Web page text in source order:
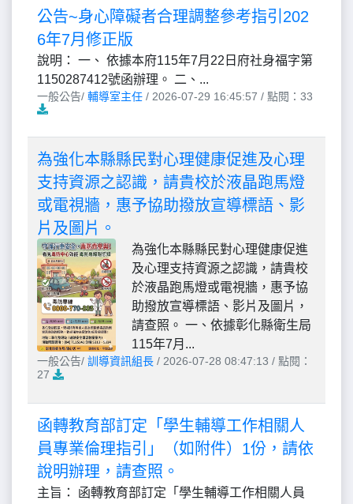
公告~身心障礙者合理調整參考指引202
6年7月修正版
說明： 一、 依據本府115年7月22日府社身福字第
1150287412號函辦理。 二、...
一般公告/ 輔導室主任 / 2026-07-29 16:45:57 / 點閱：33
為強化本縣縣民對心理健康促進及心理
支持資源之認識，請貴校於液晶跑馬燈
或電視牆，惠予協助撥放宣導標語、影
片及圖片。
為強化本縣縣民對心理健康促進
及心理支持資源之認識，請貴校
於液晶跑馬燈或電視牆，惠予協
助撥放宣導標語、影片及圖片，
請查照。 一、依據彰化縣衛生局
115年7月...
一般公告/ 訓導資訊組長 / 2026-07-28 08:47:13 / 點閱：
27
函轉教育部訂定「學生輔導工作相關人
員專業倫理指引」（如附件）1份，請依
說明辦理，請查照。
主旨： 函轉教育部訂定「學生輔導工作相關人員